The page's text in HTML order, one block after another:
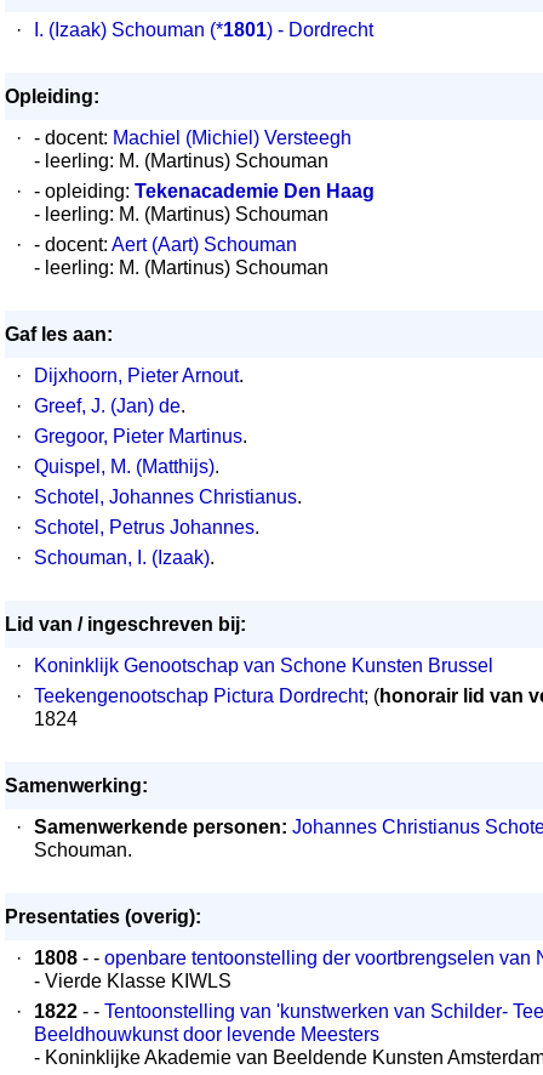
·
I. (Izaak) Schouman (*1801) - Dordrecht
Opleiding:
·
- docent: Machiel (Michiel) Versteegh
- leerling: M. (Martinus) Schouman
·
- opleiding: Tekenacademie Den Haag
- leerling: M. (Martinus) Schouman
·
- docent: Aert (Aart) Schouman
- leerling: M. (Martinus) Schouman
Gaf les aan:
·
Dijxhoorn, Pieter Arnout.
·
Greef, J. (Jan) de.
·
Gregoor, Pieter Martinus.
·
Quispel, M. (Matthijs).
·
Schotel, Johannes Christianus.
·
Schotel, Petrus Johannes.
·
Schouman, I. (Izaak).
Lid van / ingeschreven bij:
·
Koninklijk Genootschap van Schone Kunsten Brussel
·
Teekengenootschap Pictura Dordrecht; (honorair lid van
1824
Samenwerking:
·
Samenwerkende personen: Johannes Christianus
Schouman.
Presentaties (overig):
·
1808 - - openbare tentoonstelling der voortbrengselen van
- Vierde Klasse KIWLS
·
1822 - - Tentoonstelling van 'kunstwerken van Schilder-
Beeldhouwkunst door levende Meesters
- Koninklijke Akademie van Beeldende Kunsten